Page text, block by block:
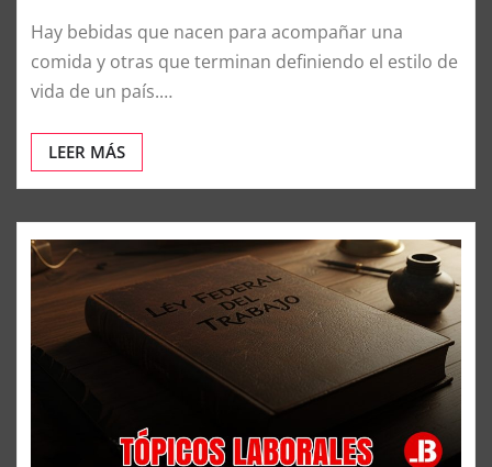
Hay bebidas que nacen para acompañar una
comida y otras que terminan definiendo el estilo de
vida de un país.…
LEER MÁS